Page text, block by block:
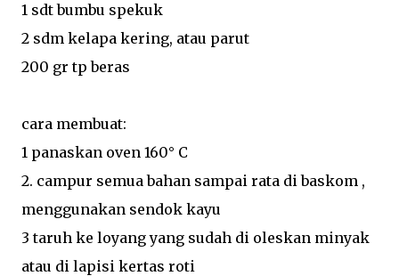
1 sdt bumbu spekuk
2 sdm kelapa kering, atau parut
200 gr tp beras
cara membuat:
1 panaskan oven 160° C
2. campur semua bahan sampai rata di baskom ,
menggunakan sendok kayu
3 taruh ke loyang yang sudah di oleskan minyak
atau di lapisi kertas roti